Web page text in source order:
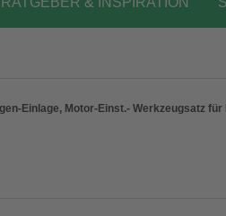
Einlage, Motor-Einst.- Werkzeugsatz für